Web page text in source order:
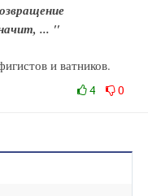
... "
и ватников.
4 0